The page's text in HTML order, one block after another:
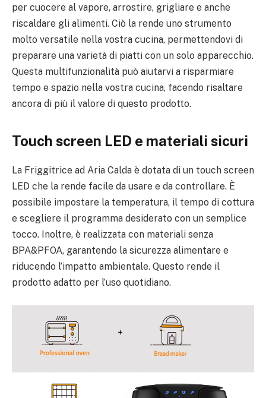
per cuocere al vapore, arrostire, grigliare e anche
riscaldare gli alimenti. Ciò la rende uno strumento
molto versatile nella vostra cucina, permettendovi di
preparare una varietà di piatti con un solo apparecchio.
Questa multifunzionalità può aiutarvi a risparmiare
tempo e spazio nella vostra cucina, facendo risaltare
ancora di più il valore di questo prodotto.
Touch screen LED e materiali sicuri
La Friggitrice ad Aria Calda è dotata di un touch screen
LED che la rende facile da usare e da controllare. È
possibile impostare la temperatura, il tempo di cottura
e scegliere il programma desiderato con un semplice
tocco. Inoltre, è realizzata con materiali senza
BPA&PFOA, garantendo la sicurezza alimentare e
riducendo l’impatto ambientale. Questo rende il
prodotto adatto per l’uso quotidiano.